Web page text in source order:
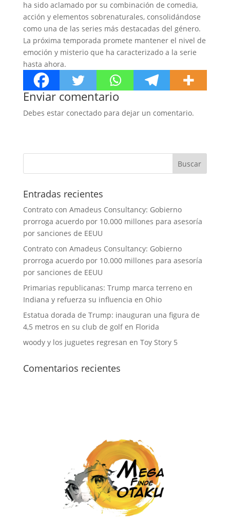
ha sido aclamado por su combinación de comedia,
acción y elementos sobrenaturales, consolidándose
como una de las series más destacadas del género.
La próxima temporada promete mantener el nivel de
emoción y misterio que ha caracterizado a la serie
hasta ahora.
Enviar comentario
Debes estar conectado para dejar un comentario.
Entradas recientes
Contrato con Amadeus Consultancy: Gobierno
prorroga acuerdo por 10.000 millones para asesoría
por sanciones de EEUU
Contrato con Amadeus Consultancy: Gobierno
prorroga acuerdo por 10.000 millones para asesoría
por sanciones de EEUU
Primarias republicanas: Trump marca terreno en
Indiana y refuerza su influencia en Ohio
Estatua dorada de Trump: inauguran una figura de
4,5 metros en su club de golf en Florida
woody y los juguetes regresan en Toy Story 5
Comentarios recientes